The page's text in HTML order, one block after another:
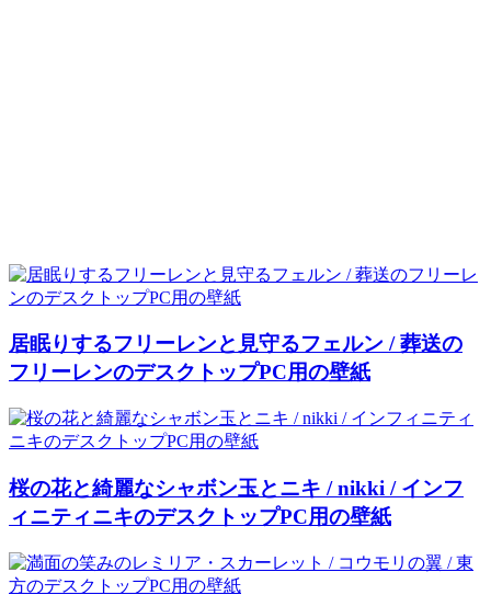
居眠りするフリーレンと見守るフェルン / 葬送の
フリーレンのデスクトップPC用の壁紙
桜の花と綺麗なシャボン玉とニキ / nikki / インフ
ィニティニキのデスクトップPC用の壁紙